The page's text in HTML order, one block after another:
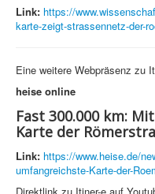
Link: https://
karte-zeigt-strassennetz-der-
Eine weitere Webpräsenz zu
heise online
Fast 300.000 km:
Karte der
Link: https://www.heise.de/
umfangreichste-Karte-der-